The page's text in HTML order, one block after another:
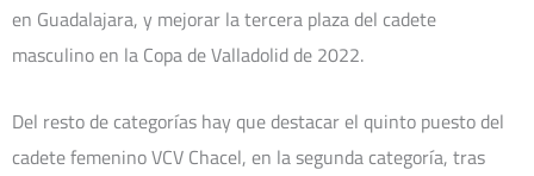
en Guadalajara, y mejorar la tercera plaza del cadete
masculino en la Copa de Valladolid de 2022.
Del resto de categorías hay que destacar el quinto puesto del
cadete femenino VCV Chacel, en la segunda categoría, tras